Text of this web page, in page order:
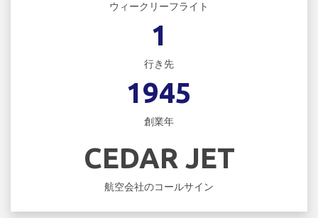
ウィークリーフライト
1
行き先
1945
創業年
CEDAR JET
航空会社のコールサイン